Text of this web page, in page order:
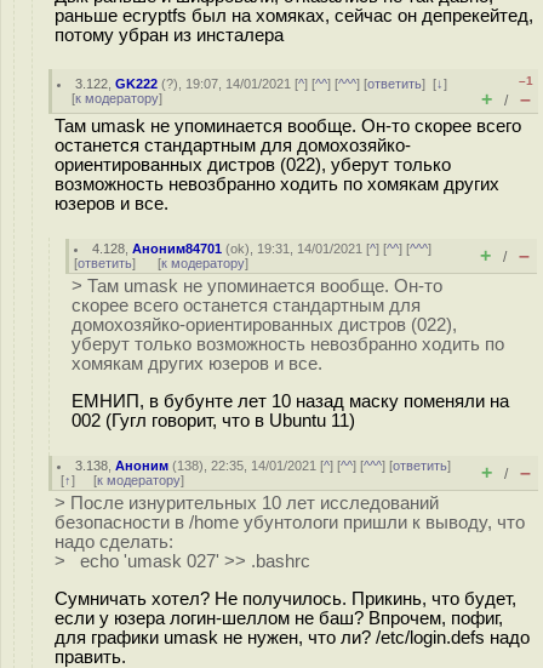
раньше ecryptfs был на хомяках, сейчас он депрекейтед,
потому убран из инсталера
3.122 ,GK222 (?), 19:07, 14/01/2021 [^] [^^] [^^^] [ответить][↓]
[к модератору]
–1
+ / –
Там umask не упоминается вообще. Он-то скорее всего
останется стандартным для домохозяйко-
ориентированных дистров (022), уберут только
возможность невозбранно ходить по хомякам других
юзеров и все.
4.128 ,Аноним84701 (ok), 19:31, 14/01/2021 [^] [^^] [^^^]
[ответить] [к модератору] + / –
> Там umask не упоминается вообще. Он-то
скорее всего останется стандартным для
домохозяйко-ориентированных дистров (022),
уберут только возможность невозбранно ходить по
хомякам других юзеров и все.
ЕМНИП, в бубунте лет 10 назад маску поменяли на
002 (Гугл говорит, что в Ubuntu 11)
3.138 ,Аноним (138), 22:35, 14/01/2021 [^] [^^] [^^^] [ответить]
[↑] [к модератору] + / –
> После изнурительных 10 лет исследований
безопасности в /home убунтологи пришли к выводу, что
надо сделать:
> echo 'umask 027' >> .bashrc
Сумничать хотел? Не получилось. Прикинь, что будет,
если у юзера логин-шеллом не баш? Впрочем, пофиг,
для графики umask не нужен, что ли? /etc/login.defs надо
править.